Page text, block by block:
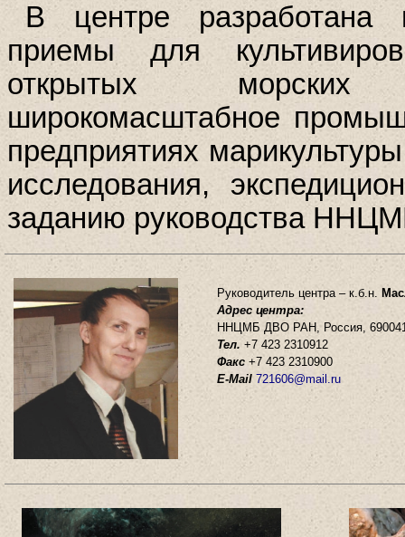
В центре разработана
приемы для
открытых морских
широкомасштабное
предприятиях
исследования,
заданию руководства
Руководитель центра – к.б.н.
Адрес центра:
ННЦМБ ДВО РАН, Россия, 690041,
Тел. +7 423 2310912
Факс +7 423 2310900
E-Mail 721606@mail.ru